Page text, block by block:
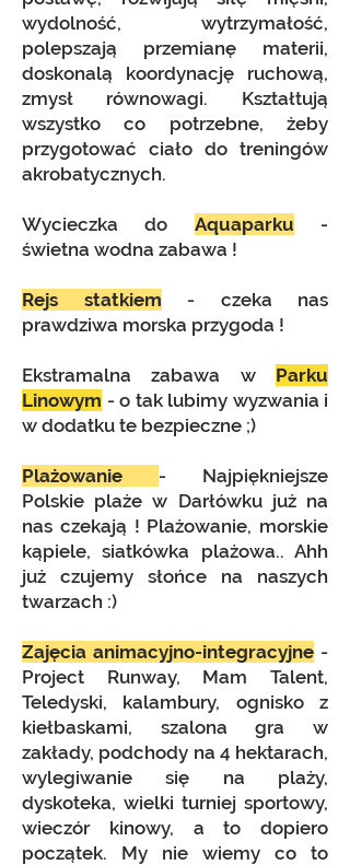
wydolność, wytrzymałość,
polepszają przemianę materii,
doskonalą koordynację ruchową,
zmysł równowagi. Kształtują
wszystko co potrzebne, żeby
przygotować ciało do treningów
akrobatycznych.
Wycieczka do Aquaparku -
świetna wodna zabawa !
Rejs statkiem
- czeka nas
prawdziwa morska przygoda !
Ekstramalna zabawa w Parku
Linowym - o tak lubimy wyzwania i
w dodatku te bezpieczne ;)
Plażowanie - Najpiękniejsze
Polskie plaże w Darłówku już na
nas czekają ! Plażowanie, morskie
kąpiele, siatkówka plażowa.. Ahh
już czujemy słońce na naszych
twarzach :)
Zajęcia animacyjno-integracyjne -
Project Runway, Mam Talent,
Teledyski, kalambury, ognisko z
kiełbaskami, szalona gra w
zakłady, podchody na 4 hektarach,
wylegiwanie się na plaży,
dyskoteka, wielki turniej sportowy,
wieczór kinowy, a to dopiero
początek. My nie wiemy co to